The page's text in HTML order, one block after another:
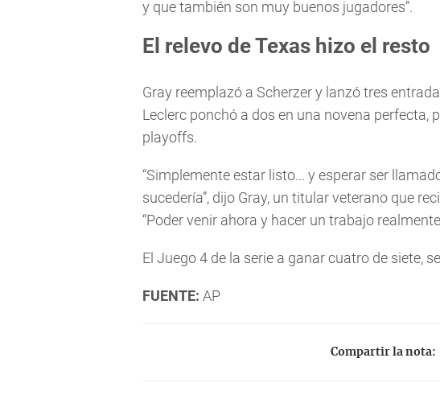
y que también son muy buenos jugadores”.
El relevo de Texas hizo el resto
Gray reemplazó a Scherzer y lanzó tres
Leclerc ponchó a dos en una novena perfecta,
playoffs.
“Simplemente estar listo... y esperar ser
sucedería”, dijo Gray, un titular veterano que
“Poder venir ahora y hacer un trabajo
El Juego 4 de la serie a ganar cuatro de siete,
FUENTE: AP
Compartir la nota: